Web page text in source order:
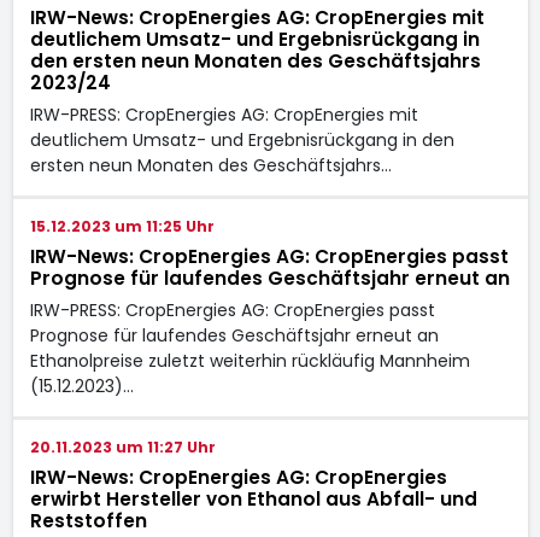
IRW-News: CropEnergies AG: CropEnergies mit
deutlichem Umsatz- und Ergebnisrückgang in
den ersten neun Monaten des Geschäftsjahrs
2023/24
IRW-PRESS: CropEnergies AG: CropEnergies mit
deutlichem Umsatz- und Ergebnisrückgang in den
ersten neun Monaten des Geschäftsjahrs…
15.12.2023 um 11:25 Uhr
IRW-News: CropEnergies AG: CropEnergies passt
Prognose für laufendes Geschäftsjahr erneut an
IRW-PRESS: CropEnergies AG: CropEnergies passt
Prognose für laufendes Geschäftsjahr erneut an
Ethanolpreise zuletzt weiterhin rückläufig Mannheim
(15.12.2023)…
20.11.2023 um 11:27 Uhr
IRW-News: CropEnergies AG: CropEnergies
erwirbt Hersteller von Ethanol aus Abfall- und
Reststoffen